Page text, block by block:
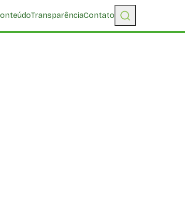
TransparênciaContato